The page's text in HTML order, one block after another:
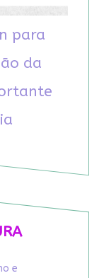
para
da
e